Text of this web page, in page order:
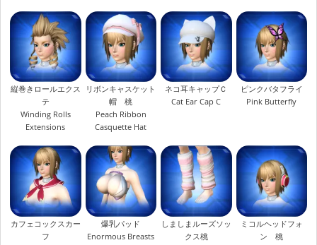
縦巻きロールエクス
テ
Winding Rolls
Extensions
リボンキャスケット
帽 桃
Peach Ribbon
Casquette Hat
ネコ耳キャップＣ
Cat Ear Cap C
ピンクバタフライ
Pink Butterfly
カフェコックスカー
フ
爆乳パッド
Enormous Breasts
しましまルーズソッ
クス桃
ミコルヘッドフォ
ン 桃